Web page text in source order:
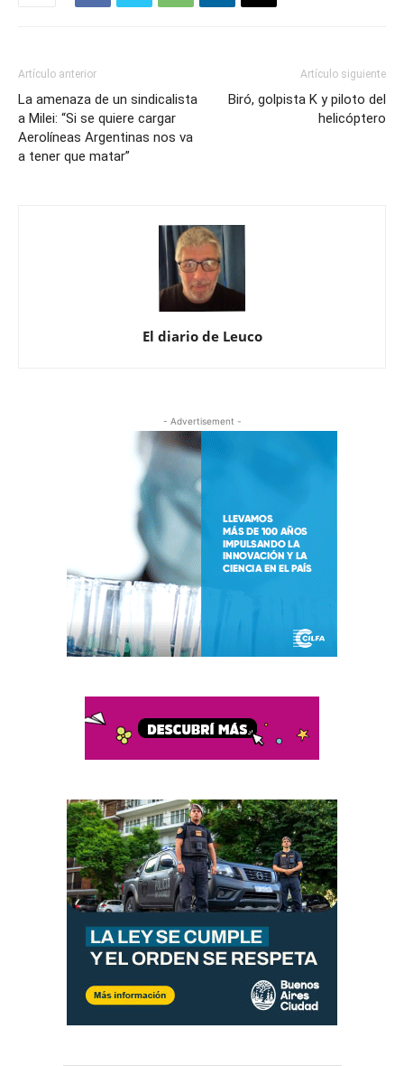
Artículo anterior
La amenaza de un sindicalista
a Milei: “Si se quiere cargar
Aerolíneas Argentinas nos va
a tener que matar”
Artículo siguiente
Biró, golpista K y piloto del
helicóptero
El diario de Leuco
- Advertisement -